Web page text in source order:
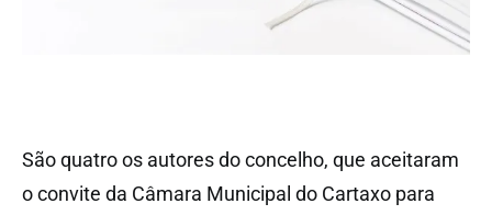
São quatro os autores do concelho, que aceitaram
o convite da Câmara Municipal do Cartaxo para